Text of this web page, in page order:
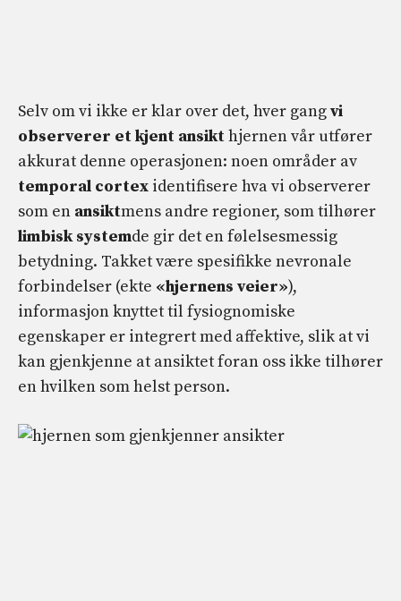
Selv om vi ikke er klar over det, hver gangvi
observerer et kjent ansikthjernen vår utfører
akkurat denne operasjonen: noen områder av
temporal cortex identifisere hva vi observerer
som en ansiktmens andre regioner, som tilhører
limbisk systemde gir det en følelsesmessig
betydning. Takket være spesifikke nevronale
forbindelser (ekte «hjernens veier»),
informasjon knyttet til fysiognomiske
egenskaper er integrert med affektive, slik at vi
kan gjenkjenne at ansiktet foran oss ikke tilhører
en hvilken som helst person.